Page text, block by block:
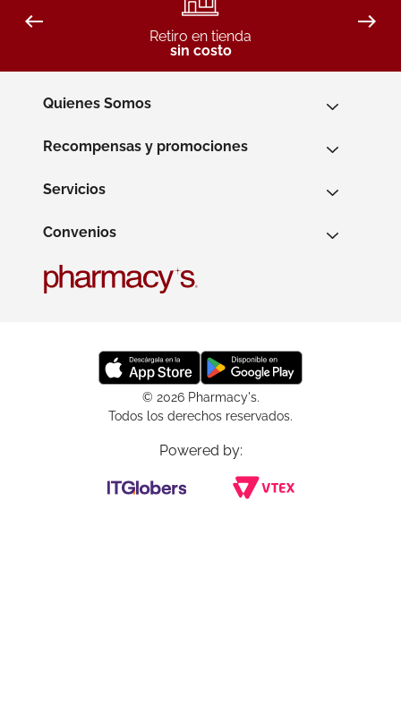
Retiro en tienda
sin costo
Quienes Somos
Recompensas y promociones
Servicios
Convenios
© 2026 Pharmacy's.
Todos los derechos reservados.
Powered by: